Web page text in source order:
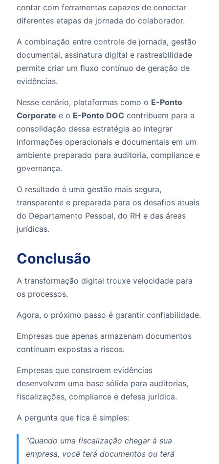
contar com ferramentas capazes de conectar
diferentes etapas da jornada do colaborador.
A combinação entre controle de jornada, gestão
documental, assinatura digital e rastreabilidade
permite criar um fluxo contínuo de geração de
evidências.
Nesse cenário, plataformas como o E-Ponto
Corporate e o E-Ponto DOC contribuem para a
consolidação dessa estratégia ao integrar
informações operacionais e documentais em um
ambiente preparado para auditoria, compliance e
governança.
O resultado é uma gestão mais segura,
transparente e preparada para os desafios atuais
do Departamento Pessoal, do RH e das áreas
jurídicas.
Conclusão
A transformação digital trouxe velocidade para
os processos.
Agora, o próximo passo é garantir confiabilidade.
Empresas que apenas armazenam documentos
continuam expostas a riscos.
Empresas que constroem evidências
desenvolvem uma base sólida para auditorias,
fiscalizações, compliance e defesa jurídica.
A pergunta que fica é simples:
“Quando uma fiscalização chegar à sua
empresa, você terá documentos ou terá